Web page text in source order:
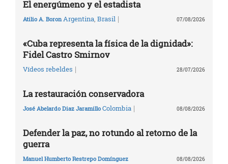
El energúmeno y el estadista
Atilio A. Boron Argentina Brasil | 07/08/2026
«Cuba representa la física de la dignidad»:
Fidel Castro Smirnov
Vídeos rebeldes | 28/07/2026
La restauración conservadora
José Abelardo Diaz Jaramillo Colombia | 08/08/2026
Defender la paz, no rotundo al retorno de la
guerra
Manuel Humberto Restrepo Domínguez 08/08/2026